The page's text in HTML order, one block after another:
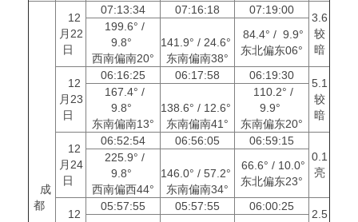
成
都
12
月22
日
07:13:34 07:16:18 07:19:00
3.6
较
暗
199.6° /
9.8°
西南偏南20°
141.9° / 24.6°
东南偏南38°
84.4° / 9.9°
东北偏东06°
12
月23
日
06:16:25 06:17:58 06:19:30
5.1
较
暗
167.4° /
9.8°
东南偏南13°
138.6° / 12.6°
东南偏南41°
110.2° /
9.9°
东南偏东20°
12
月24
日
06:52:54 06:56:05
06:59:15
0.1
亮
225.9° /
9.8°
西南偏西44°
146.0° / 57.2°
东南偏南34°
66.6° / 10.0°
东北偏东23°
12
05:57:55 05:57:55 06:00:25
2.5